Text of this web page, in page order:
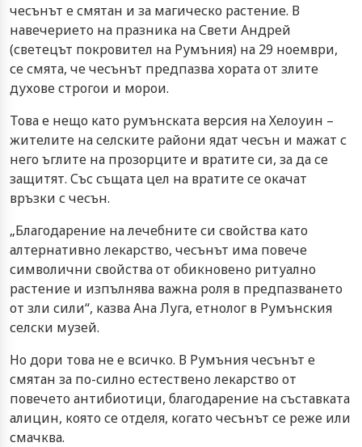
чесънът е смятан и за магическо растение. В
навечерието на празника на Свети Андрей
(светецът покровител на Румъния) на 29 ноември,
се смята, че чесънът предпазва хората от злите
духове строгои и морои.
Това е нещо като румънската версия на Хелоуин –
жителите на селските райони ядат чесън и мажат с
него ъглите на прозорците и вратите си, за да се
защитят. Със същата цел на вратите се окачат
връзки с чесън.
„Благодарение на лечебните си свойства като
алтернативно лекарство, чесънът има повече
символични свойства от обикновено ритуално
растение и изпълнява важна роля в предпазването
от зли сили“, казва Ана Луга, етнолог в Румънския
селски музей.
Но дори това не е всичко. В Румъния чесънът е
смятан за по-силно естествено лекарство от
повечето антибиотици, благодарение на съставката
алицин, която се отделя, когато чесънът се реже или
смачква.